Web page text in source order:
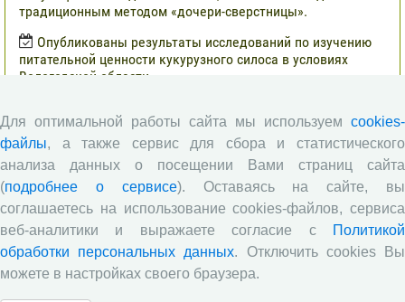
традиционным методом «дочери-сверстницы».
Опубликованы результаты исследований по изучению
питательной ценности кукурузного силоса в условиях
Вологодской области
проведены исследования по вопросам влияния различных
доз минеральных удобрений включающих NРК и
сернокислый цинк на урожайность и кормовую ценность
различных гибридов кукурузы.
В журнале «Молочнохозяйственный вестник»
опубликованы результаты сравнительной оценки
зерносенажа в Вологодской области
Научными сотрудниками СЗНИИМЛПХ проведены
Для оптимальной работы сайта мы используем cookies-
файлы, а также сервис для сбора и статистического
анализа данных о посещении Вами страниц сайта
(подробнее о сервисе). Оставаясь на сайте, вы
соглашаетесь на использование cookies-файлов, сервиса
веб-аналитики и выражаете согласие с
Политикой
обработки персональных данных. Отключить cookies Вы
можете в настройках своего браузера.